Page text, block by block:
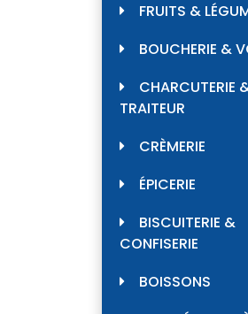
FRUITS &
BOUCHERIE &
CHARCUTERIE
TRAITEUR
CRÈMERIE
ÉPICERIE
BISCUITERIE &
CONFISERIE
BOISSONS